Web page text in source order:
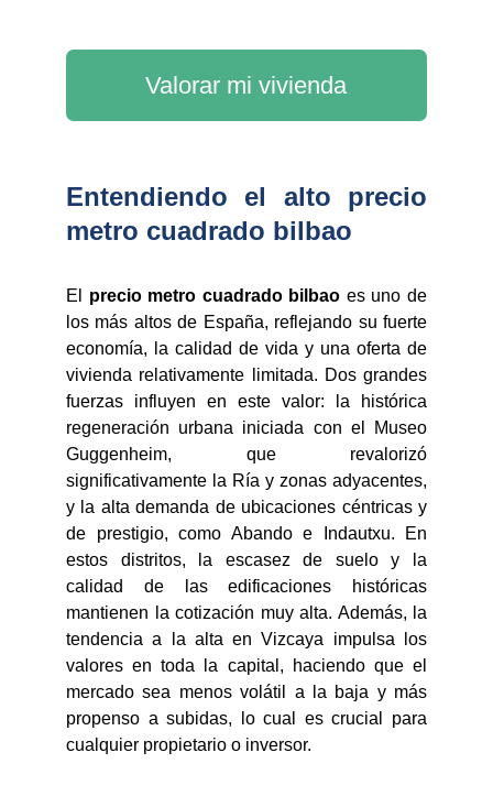
Valorar mi vivienda
Entendiendo el alto precio
metro cuadrado bilbao
El precio metro cuadrado bilbao es uno de
los más altos de España, reflejando su fuerte
economía, la calidad de vida y una oferta de
vivienda relativamente limitada. Dos grandes
fuerzas influyen en este valor: la histórica
regeneración urbana iniciada con el Museo
Guggenheim, que revalorizó
significativamente la Ría y zonas adyacentes,
y la alta demanda de ubicaciones céntricas y
de prestigio, como Abando e Indautxu. En
estos distritos, la escasez de suelo y la
calidad de las edificaciones históricas
mantienen la cotización muy alta. Además, la
tendencia a la alta en Vizcaya impulsa los
valores en toda la capital, haciendo que el
mercado sea menos volátil a la baja y más
propenso a subidas, lo cual es crucial para
cualquier propietario o inversor.